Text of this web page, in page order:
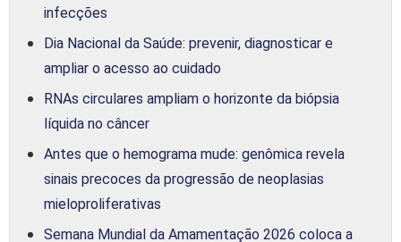
infecções
Dia Nacional da Saúde: prevenir, diagnosticar e
ampliar o acesso ao cuidado
RNAs circulares ampliam o horizonte da biópsia
líquida no câncer
Antes que o hemograma mude: genômica revela
sinais precoces da progressão de neoplasias
mieloproliferativas
Semana Mundial da Amamentação 2026 coloca a